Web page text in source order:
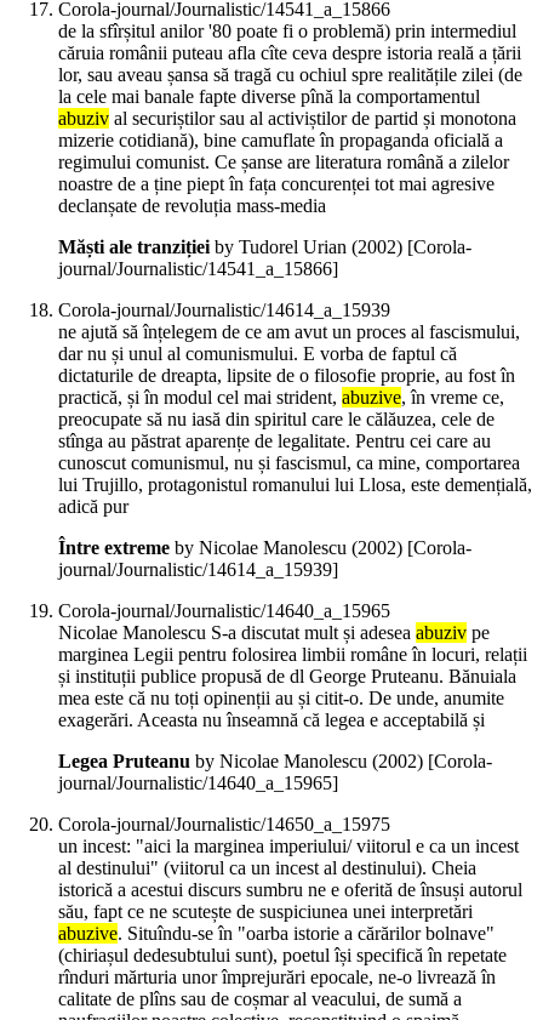
Corola-journal/Journalistic/14541_a_15866
de la sfîrșitul anilor '80 poate fi o problemă) prin intermediul
căruia românii puteau afla cîte ceva despre istoria reală a țării
lor, sau aveau șansa să tragă cu ochiul spre realitățile zilei (de
la cele mai banale fapte diverse pînă la comportamentul
abuziv al securiștilor sau al activiștilor de partid și monotona
mizerie cotidiană), bine camuflate în propaganda oficială a
regimului comunist. Ce șanse are literatura română a zilelor
noastre de a ține piept în fața concurenței tot mai agresive
declanșate de revoluția mass-media
Măști ale tranzițieiby Tudorel Urian (2002) [Corola-
journal/Journalistic/14541_a_15866]
Corola-journal/Journalistic/14614_a_15939
ne ajută să înțelegem de ce am avut un proces al fascismului,
dar nu și unul al comunismului. E vorba de faptul că
dictaturile de dreapta, lipsite de o filosofie proprie, au fost în
practică, și în modul cel mai strident, abuzive, în vreme ce,
preocupate să nu iasă din spiritul care le călăuzea, cele de
stînga au păstrat aparențe de legalitate. Pentru cei care au
cunoscut comunismul, nu și fascismul, ca mine, comportarea
lui Trujillo, protagonistul romanului lui Llosa, este demențială,
adică pur
Între extreme by Nicolae Manolescu (2002) [Corola-
journal/Journalistic/14614_a_15939]
Corola-journal/Journalistic/14640_a_15965
Nicolae Manolescu S-a discutat mult și adesea abuziv pe
marginea Legii pentru folosirea limbii române în locuri, relații
și instituții publice propusă de dl George Pruteanu. Bănuiala
mea este că nu toți opinenții au și citit-o. De unde, anumite
exagerări. Aceasta nu înseamnă că legea e acceptabilă și
Legea Pruteanu by Nicolae Manolescu (2002) [Corola-
journal/Journalistic/14640_a_15965]
Corola-journal/Journalistic/14650_a_15975
un incest: "aici la marginea imperiului/ viitorul e ca un incest
al destinului" (viitorul ca un incest al destinului). Cheia
istorică a acestui discurs sumbru ne e oferită de însuși autorul
său, fapt ce ne scutește de suspiciunea unei interpretări
abuzive. Situîndu-se în "oarba istorie a cărărilor bolnave"
(chiriașul dedesubtului sunt), poetul își specifică în repetate
rînduri mărturia unor împrejurări epocale, ne-o livrează în
calitate de plîns sau de coșmar al veacului, de sumă a